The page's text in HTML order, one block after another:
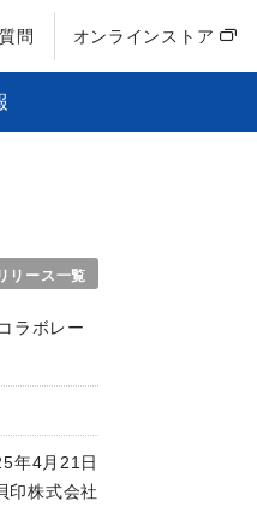
問 オンラインストア
リース一覧
ラボレー
年4月21日
印株式会社